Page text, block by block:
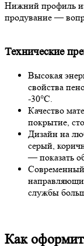
Нижний профиль
продувание —
Технические
Высокая
свойства
-30°C.
Качество
покрытие,
Дизайн на
серый,
—показать
Современный
службы
Как